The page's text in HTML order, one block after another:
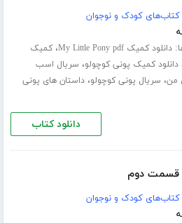
کتاب‌های کودک و نوجوان
دانلود کمیک My Little Pony pdf ،کمیک
دانلود کمیک پونی کوچولو، سریال اسب
من، سریال پونی کوچولو،داستان های پونی
دانلود کتاب
- قسمت دوم
کتاب‌های کودک و نوجوان